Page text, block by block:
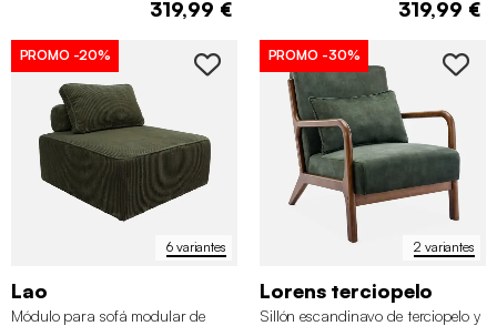
319,99 € 319,99 €
6 variantes
PROMO -20%
Lao
Módulo para sofá modular de
2 variantes
PROMO -30%
Lorens terciopelo
Sillón escandinavo de terciopelo y